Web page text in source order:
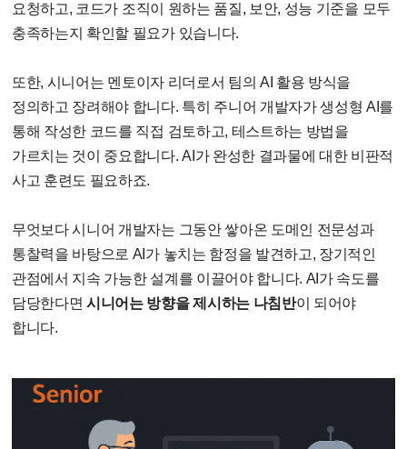
요청하고, 코드가 조직이 원하는 품질, 보안, 성능 기준을 모두
충족하는지 확인할 필요가 있습니다.
또한, 시니어는 멘토이자 리더로서 팀의 AI 활용 방식을
정의하고 장려해야 합니다. 특히 주니어 개발자가 생성형 AI 를
통해 작성한 코드를 직접 검토하고, 테스트하는 방법을
가르치는 것이 중요합니다. AI가 완성한 결과물에 대한 비판적
사고 훈련도 필요하죠.
무엇보다 시니어 개발자는 그동안 쌓아온 도메인 전문성과
통찰력을 바탕으로 AI 가 놓치는 함정을 발견하고, 장기적인
관점에서 지속 가능한 설계를 이끌어야 합니다. AI 가 속도를
담당한다면시니어는 방향을 제시하는 나침반이 되어야
합니다.